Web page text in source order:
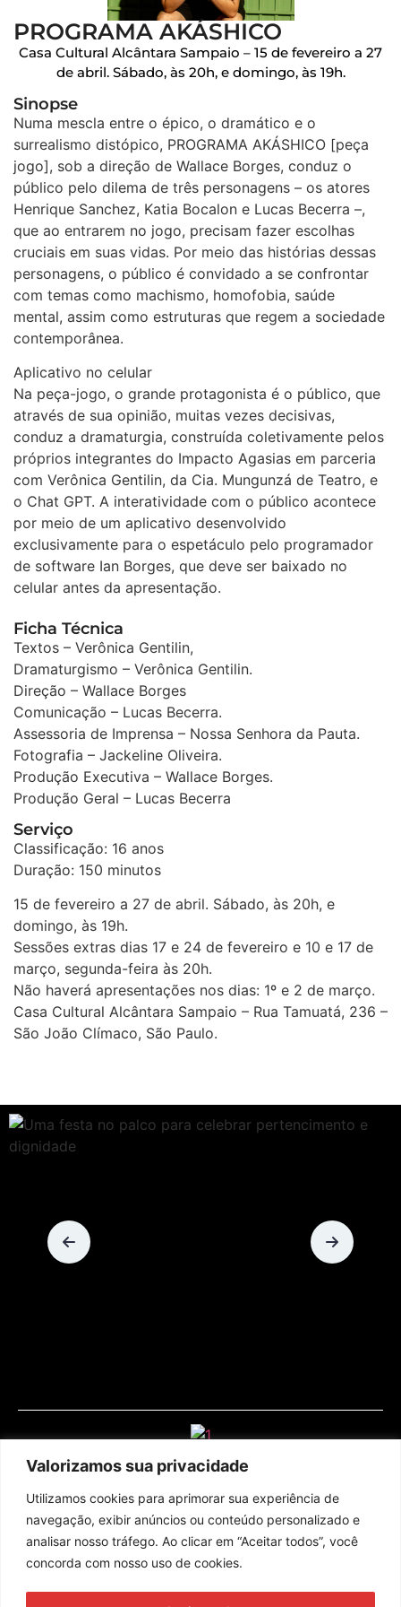
Valorizamos sua privacidade
Utilizamos cookies para aprimorar sua experiência de
navegação, exibir anúncios ou conteúdo personalizado e
analisar nosso tráfego. Ao clicar em “Aceitar todos”, você
concorda com nosso uso de cookies.
PROGRAMA AKÁSHICO
Casa Cultural Alcântara Sampaio – 15 de fevereiro a 27
de abril. Sábado, às 20h, e domingo, às 19h.
Sinopse
Numa mescla entre o épico, o dramático e o
surrealismo distópico, PROGRAMA AKÁSHICO [peça
jogo], sob a direção de Wallace Borges, conduz o
público pelo dilema de três personagens – os atores
Henrique Sanchez, Katia Bocalon e Lucas Becerra –,
que ao entrarem no jogo, precisam fazer escolhas
cruciais em suas vidas. Por meio das histórias dessas
personagens, o público é convidado a se confrontar
com temas como machismo, homofobia, saúde
mental, assim como estruturas que regem a sociedade
contemporânea.
Aplicativo no celular
Na peça-jogo, o grande protagonista é o público, que
através de sua opinião, muitas vezes decisivas,
conduz a dramaturgia, construída coletivamente pelos
próprios integrantes do Impacto Agasias em parceria
com Verônica Gentilin, da Cia. Mungunzá de Teatro, e
o Chat GPT. A interatividade com o público acontece
por meio de um aplicativo desenvolvido
exclusivamente para o espetáculo pelo programador
de software Ian Borges, que deve ser baixado no
celular antes da apresentação.
Ficha Técnica
Textos – Verônica Gentilin,
Dramaturgismo – Verônica Gentilin.
Direção – Wallace Borges
Comunicação – Lucas Becerra.
Assessoria de Imprensa – Nossa Senhora da Pauta.
Fotografia – Jackeline Oliveira.
Produção Executiva – Wallace Borges.
Produção Geral – Lucas Becerra
Serviço
Classificação: 16 anos
Duração: 150 minutos
15 de fevereiro a 27 de abril. Sábado, às 20h, e
domingo, às 19h.
Sessões extras dias 17 e 24 de fevereiro e 10 e 17 de
março, segunda-feira às 20h.
Não haverá apresentações nos dias: 1º e 2 de março.
Casa Cultural Alcântara Sampaio – Rua Tamuatá, 236 –
São João Clímaco, São Paulo.
Assine nossa newsletter